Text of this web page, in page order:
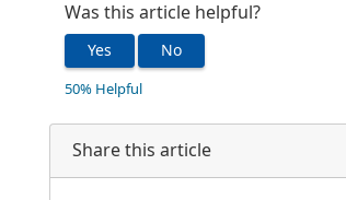
Was this article helpful?
Yes No
50% Helpful
Share this article